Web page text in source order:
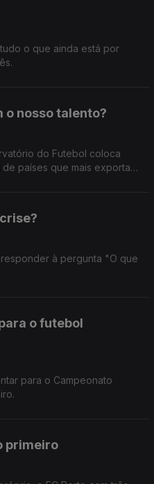
o que ainda está por
o nosso talento?
do Futebol coloca
países que mais exportam
à pergunta "O que
o futebol
para o Campeonato
primeiro